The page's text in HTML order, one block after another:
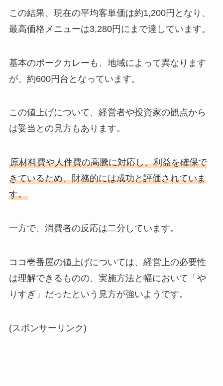
この結果、現在の平均客単価は約1,200円となり、
最高価格メニューは3,280円にまで達しています。
基本のポークカレーも、地域によって異なります
が、約600円台となっています。
この値上げについて、経営者や投資家の観点から
は妥当との見方もあります。
原材料費や人件費の高騰に対応し、利益を確保で
きているため、財務的には成功と評価されていま
す。
一方で、消費者の反応は二分しています。
ココ壱番屋の値上げについては、経営上の必要性
は理解できるものの、実施方法と幅において「や
りすぎ」だったという見方が強いようです。
(スポンサーリンク)